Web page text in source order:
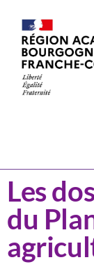
Les
du